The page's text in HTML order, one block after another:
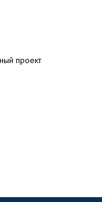
проект